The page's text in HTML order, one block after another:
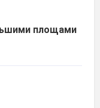
площами